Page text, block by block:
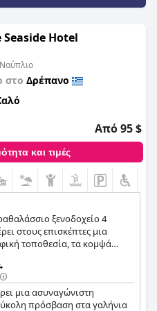
Seaside Hotel
στο Δρέπανο
Από 95 $
και τιμές
ξενοδοχείο 4
στους επισκέπτες μια
τοποθεσία, τα κομψά
προσφέρει όμορφα
ελληνικό εστιατόριο, ένα
αθλητικές
του και την
μια ασυναγώνιστη
πρόσβαση στα γαλήνια